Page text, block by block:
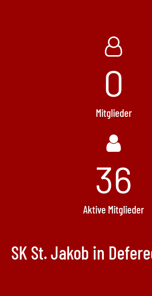
0
Mitglieder
36
Aktive Mitglieder
SK St. Jakob in